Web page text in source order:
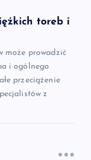
toreb i
może prowadzić
i ogólnego
przeciążenie
z